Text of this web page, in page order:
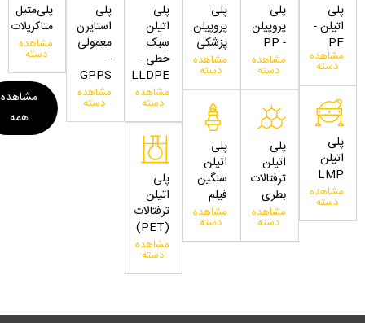
پلی
اتیلن -
PE
مشاهده
دسته
پلی
اتیلن
LMP
مشاهده
دسته
پلی
پروپیلن
- PP
مشاهده
دسته
پلی
اتیلن
ترفتالات
بطری
مشاهده
دسته
پلی
پروپیلن
پزشکی
مشاهده
دسته
پلی
اتیلن
سنگین
فیلم
مشاهده
دسته
پلی
اتیلن
سبک
خطی -
LLDPE
مشاهده
دسته
پلی
اتیلن
ترفتالات
(PET)
مشاهده
دسته
پلی
استایرن
معمولی
-
GPPS
مشاهده
دسته
پلی‌متیل
متاکریلات
مشاهده
دسته
مشاهده
همه